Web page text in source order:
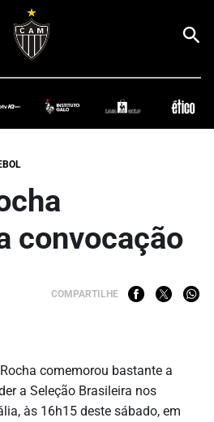
convocação
COMPARTILHE
comemorou bastante a
a Seleção Brasileira nos
às 16h15 deste sábado, em